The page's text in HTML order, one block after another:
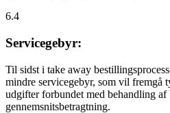
6.4
Servicegebyr:
Til sidst i take away
mindre servicegebyr, som vil fremgå
udgifter forbundet med behandling
gennemsnitsbetragtning.